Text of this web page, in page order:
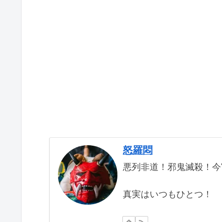
怒羅悶
悪列非道！邪鬼滅殺！今
真実はいつもひとつ！